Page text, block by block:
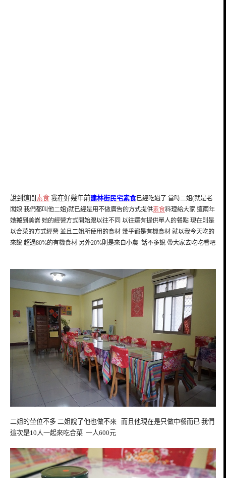
說到這間素食 我在好幾年前建林街民宅素食已經吃過了 當時二姐(就是老
闆娘 我們都叫他二姐)就已經是用不做廣告的方式提供素食料理給大家 這兩年
她搬到美崙 她的經營方式開始跟以往不同 以往還有提供單人的餐點 現在則是
以合菜的方式經營 並且二姐所使用的食材 幾乎都是有機食材 就以我今天吃的
來說 超過80%的有機食材 另外20%則是來自小農 話不多說 帶大家去吃吃看吧
二姐的坐位不多 二姐說了他也做不來 而且他現在是只做中餐而已 我們
這次是10人一起來吃合菜 一人600元